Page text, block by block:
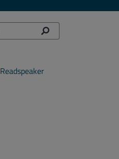
Readspeaker